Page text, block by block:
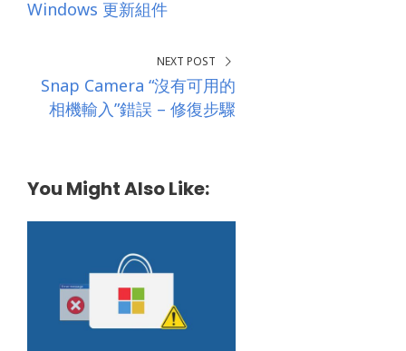
Windows 更新組件
NEXT POST
Snap Camera “沒有可用的
相機輸入”錯誤 – 修復步驟
You Might Also Like: